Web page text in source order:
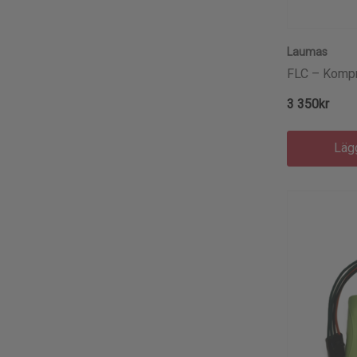
Laumas
FLC –
Och
3 350kr